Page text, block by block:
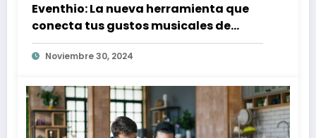
Eventhio: La nueva herramienta que
conecta tus gustos musicales de
Spotify con conciertos en tu zona
Noviembre 30, 2024